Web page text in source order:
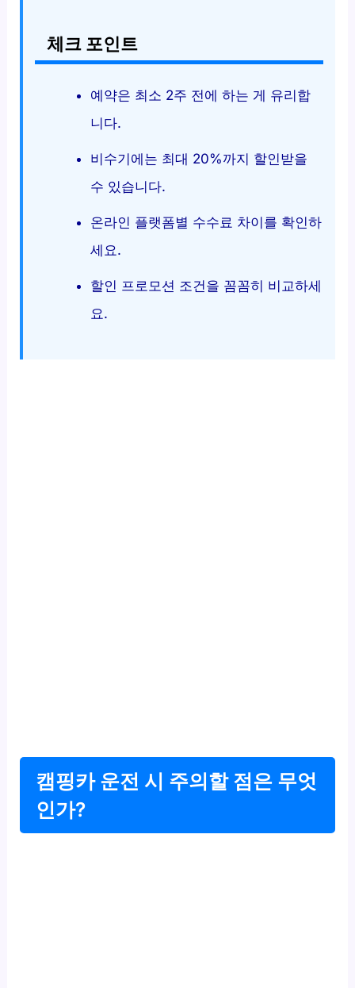
체크 포인트
예약은 최소 2주 전에 하는 게 유리합
니다.
비수기에는 최대 20%까지 할인받을
수 있습니다.
온라인 플랫폼별 수수료 차이를 확인하
세요.
할인 프로모션 조건을 꼼꼼히 비교하세
요.
캠핑카 운전 시 주의할 점은 무엇
인가?